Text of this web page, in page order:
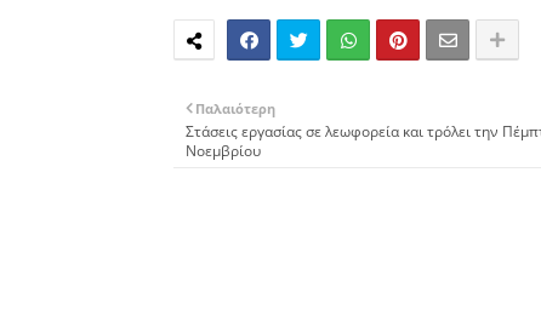
Παλαιότερη
Στάσεις εργασίας σε λεωφορεία και τρόλει την
Νοεμβρίου